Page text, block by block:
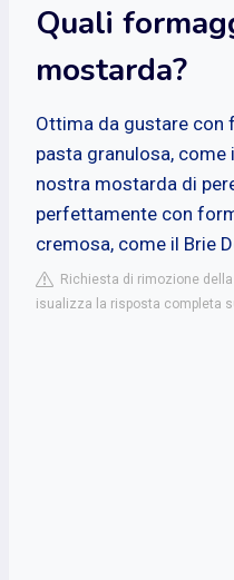
Quali
mostarda?
Ottima da gustare con
pasta granulosa, come
nostra mostarda di
perfettamente con
cremosa, come il Brie
Richiesta di rimozione
isualizza la risposta completa